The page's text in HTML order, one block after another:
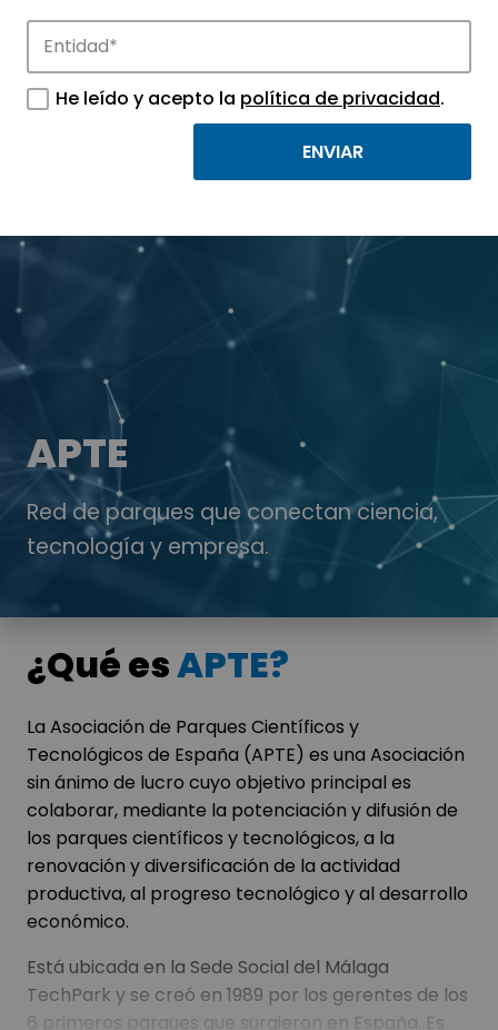
APTE
Red de parques que conectan ciencia,
tecnología y empresa.
¿Qué esAPTE?
La Asociación de Parques Científicos y
Tecnológicos de España (APTE) es una Asociación
sin ánimo de lucro cuyo objetivo principal es
colaborar, mediante la potenciación y difusión de
los parques científicos y tecnológicos, a la
renovación y diversificación de la actividad
productiva, al progreso tecnológico y al desarrollo
económico.
Está ubicada en la Sede Social del Málaga
TechPark y se creó en 1989 por los gerentes de los
6 primeros parques que surgieron en España. Es
He leído y acepto la política de privacidad.